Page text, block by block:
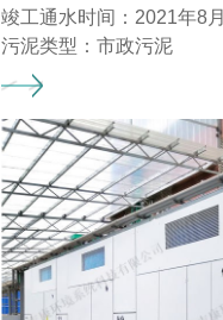
竣工通水时间：2021年8月
污泥类型：市政污泥